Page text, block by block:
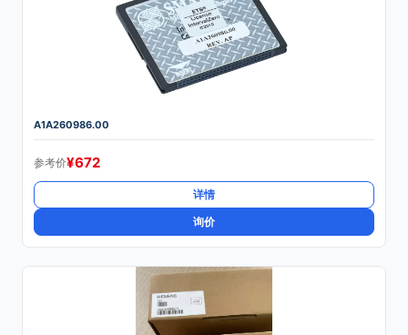
A1A260986.00
参考价¥672
详情
询价